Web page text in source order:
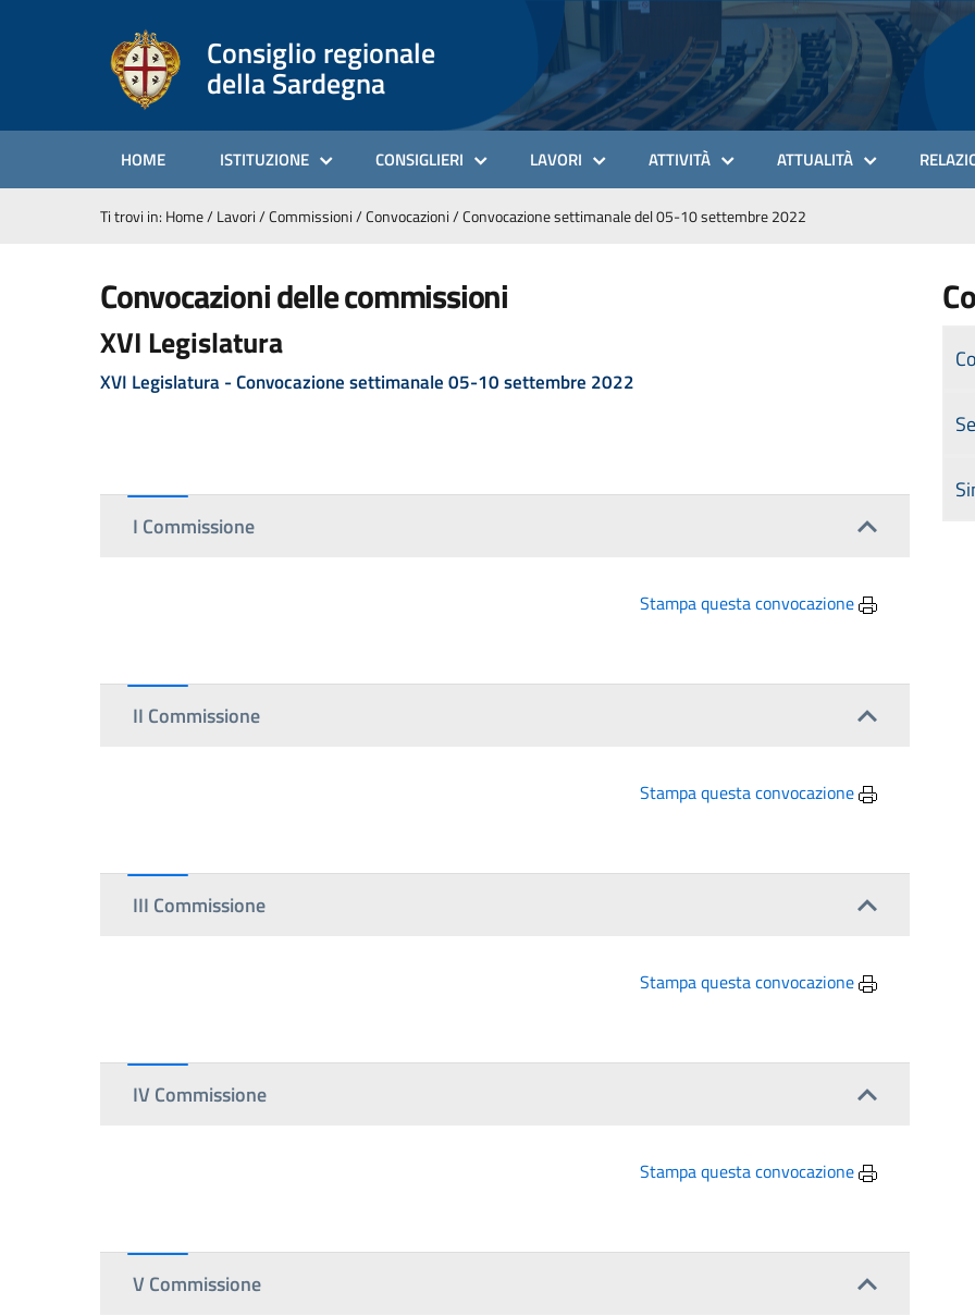
Consiglio regionale
della Sardegna
HOME ISTITUZIONE CONSIGLIERI LAVORI ATTIVITÀ ATTUALITÀ
Ti trovi in: Home/Lavori/Commissioni/Convocazioni/Convocazione settimanale del 05-10 settembre 2022
convocazioni delle commissioni
XVI Legislatura
XVI Legislatura - Convocazione settimanale 05-10 settembre 2022
I Commissione
Stampa questa convocazione
II Commissione
Stampa questa convocazione
III Commissione
Stampa questa convocazione
IV Commissione
Stampa questa convocazione
V Commissione